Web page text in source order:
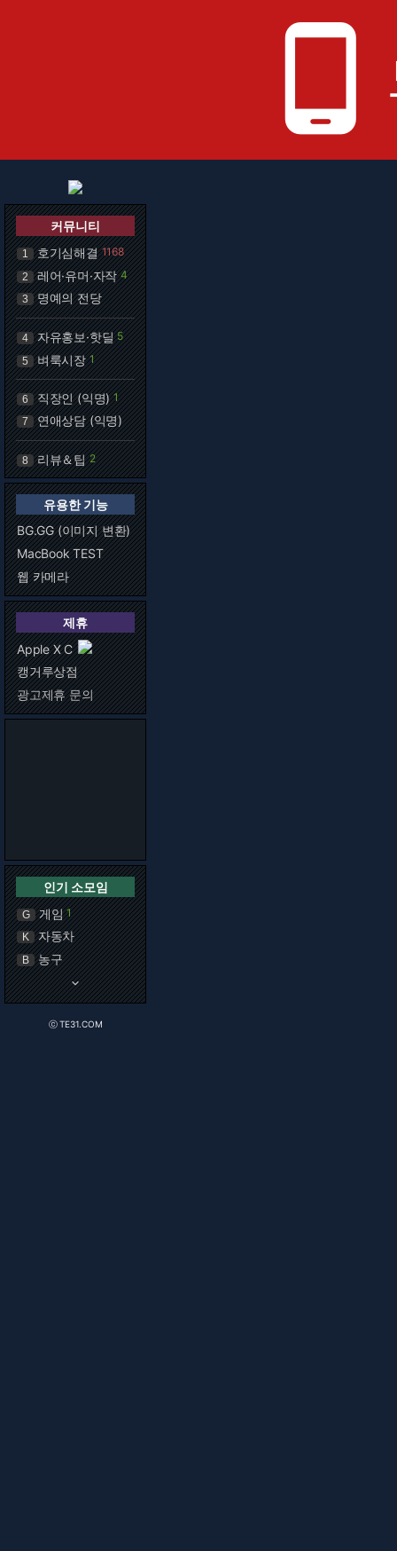
phone_android
커뮤니티
1 호기심해결 1168
2 레어·유머·자작 4
3 명예의 전당
4 자유홍보·핫딜 5
5 벼룩시장 1
6 직장인 (익명) 1
7 연애상담 (익명)
8 리뷰＆팁 2
유용한 기능
BG.GG (이미지 변환)
MacBook TEST
웹 카메라
제휴
Apple X C
캥거루상점
광고제휴 문의
인기 소모임
G 게임 1
K 자동차
B 농구
keyboard_arrow_down
ⓒ TE31.COM